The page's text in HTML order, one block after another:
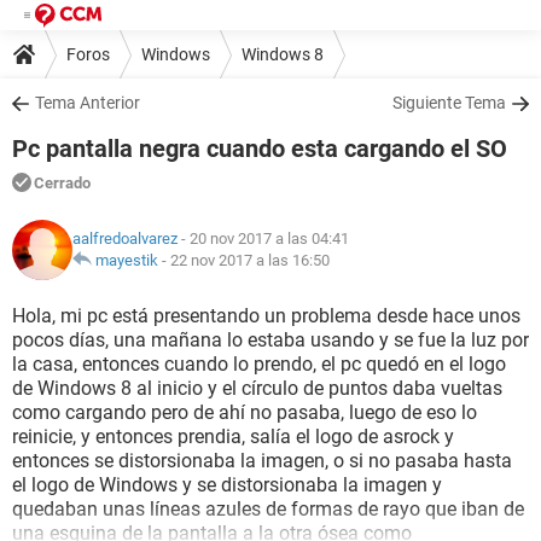
Foros Windows Windows 8
Tema Anterior Siguiente Tema
Pc pantalla negra cuando esta cargando el SO
Cerrado
aalfredoalvarez - 20 nov 2017 a las 04:41
mayestik - 22 nov 2017 a las 16:50
Hola, mi pc está presentando un problema desde hace unos
pocos días, una mañana lo estaba usando y se fue la luz por
la casa, entonces cuando lo prendo, el pc quedó en el logo
de Windows 8 al inicio y el círculo de puntos daba vueltas
como cargando pero de ahí no pasaba, luego de eso lo
reinicie, y entonces prendia, salía el logo de asrock y
entonces se distorsionaba la imagen, o si no pasaba hasta
el logo de Windows y se distorsionaba la imagen y
quedaban unas líneas azules de formas de rayo que iban de
una esquina de la pantalla a la otra ósea como